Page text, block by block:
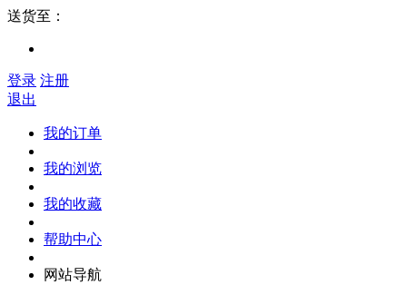
送货至：
登录 注册
退出
我的订单
我的浏览
我的收藏
帮助中心
网站导航